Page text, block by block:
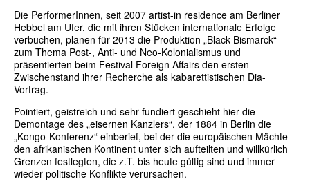
Die PerformerInnen, seit 2007 artist-in residence am Berliner
Hebbel am Ufer, die mit ihren Stücken internationale Erfolge
verbuchen, planen für 2013 die Produktion „Black Bismarck“
zum Thema Post-, Anti- und Neo-Kolonialismus und
präsentierten beim Festival Foreign Affairs den ersten
Zwischenstand ihrer Recherche als kabarettistischen Dia-
Vortrag.
Pointiert, geistreich und sehr fundiert geschieht hier die
Demontage des „eisernen Kanzlers“, der 1884 in Berlin die
„Kongo-Konferenz“ einberief, bei der die europäischen Mächte
den afrikanischen Kontinent unter sich aufteilten und willkürlich
Grenzen festlegten, die z.T. bis heute gültig sind und immer
wieder politische Konflikte verursachen.